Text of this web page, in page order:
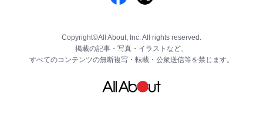
Copyright©All About, Inc. All rights reserved.
掲載の記事・写真・イラストなど、
すべてのコンテンツの無断複写・転載・公衆送信等を禁じます。